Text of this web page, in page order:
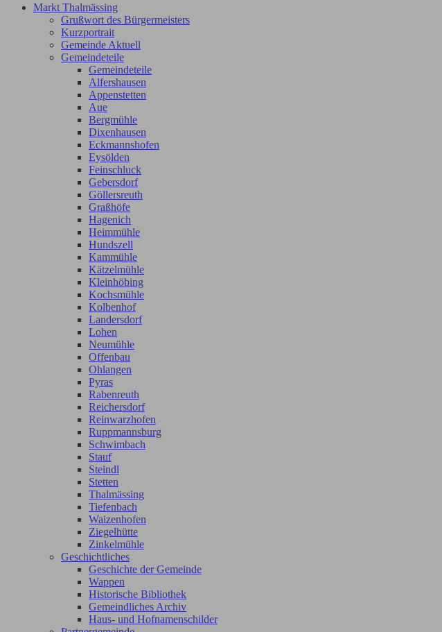
Markt Thalmässing
Grußwort des Bürgermeisters
Kurzportrait
Gemeinde Aktuell
Gemeindeteile
Gemeindeteile
Alfershausen
Appenstetten
Aue
Bergmühle
Dixenhausen
Eckmannshofen
Eysölden
Feinschluck
Gebersdorf
Göllersreuth
Graßhöfe
Hagenich
Heimmühle
Hundszell
Kammühle
Kätzelmühle
Kleinhöbing
Kochsmühle
Kolbenhof
Landersdorf
Lohen
Neumühle
Offenbau
Ohlangen
Pyras
Rabenreuth
Reichersdorf
Reinwarzhofen
Ruppmannsburg
Schwimbach
Stauf
Steindl
Stetten
Thalmässing
Tiefenbach
Waizenhofen
Ziegelhütte
Zinkelmühle
Geschichtliches
Geschichte der Gemeinde
Wappen
Historische Bibliothek
Gemeindliches Archiv
Haus- und Hofnamenschilder